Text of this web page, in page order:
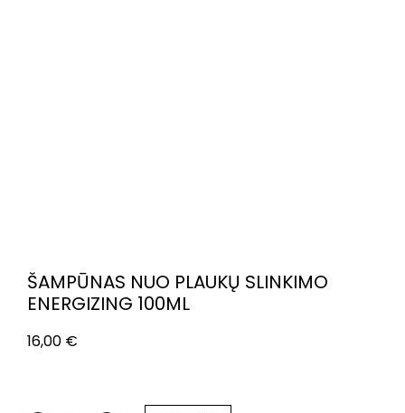
ŠAMPŪNAS NUO PLAUKŲ SLINKIMO
ENERGIZING 100ML
16,00 €